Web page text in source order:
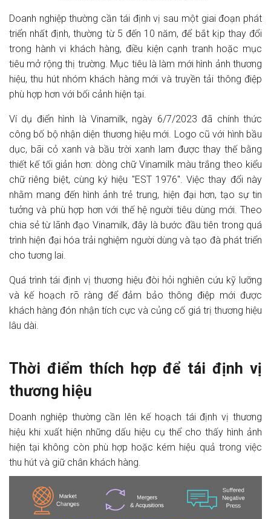
Doanh nghiệp thường cần tái định vị sau một giai đoạn phát
triển nhất định, thường từ 5 đến 10 năm, để bắt kịp thay đổi
trong hành vi khách hàng, điều kiện cạnh tranh hoặc mục
tiêu mở rộng thị trường. Mục tiêu là làm mới hình ảnh thương
hiệu, thu hút nhóm khách hàng mới và truyền tải thông điệp
phù hợp hơn với bối cảnh hiện tại.
Ví dụ điển hình là Vinamilk, ngày 6/7/2023 đã chính thức
công bố bộ nhận diện thương hiệu mới. Logo cũ với hình bầu
dục, bãi cỏ xanh và bầu trời xanh lam được thay thế bằng
thiết kế tối giản hơn: dòng chữ Vinamilk màu trắng theo kiểu
chữ riêng biệt, cùng ký hiệu "EST 1976". Việc thay đổi này
nhằm mang đến hình ảnh trẻ trung, hiện đại hơn, tạo sự tin
tưởng và phù hợp hơn với thế hệ người tiêu dùng mới. Theo
chia sẻ từ lãnh đạo Vinamilk, đây là bước đầu tiên trong quá
trình hiện đại hóa trải nghiệm người dùng và tạo đà phát triển
cho tương lai.
Quá trình tái định vị thương hiệu đòi hỏi nghiên cứu kỹ lưỡng
và kế hoạch rõ ràng để đảm bảo thông điệp mới được
khách hàng đón nhận tích cực và củng cố giá trị thương hiệu
lâu dài.
Thời điểm thích hợp để tái định vị
thương hiệu
Doanh nghiệp thường cần lên kế hoạch tái định vị thương
hiệu khi xuất hiện những dấu hiệu cụ thể cho thấy hình ảnh
hiện tại không còn phù hợp hoặc kém hiệu quả trong việc
thu hút và giữ chân khách hàng.